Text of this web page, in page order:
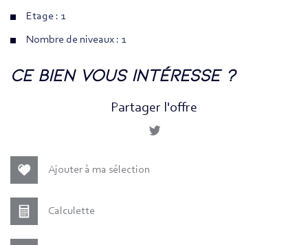
Etage : 1
Nombre de niveaux : 1
la ville de paris (75018)
ce bien vous intéresse ?
Partager l'offre
Ajouter à ma sélection
Calculette